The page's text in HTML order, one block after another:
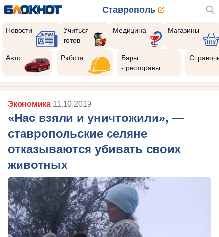
Ставрополь
Новости
Учиться
готов
Медицина Магазины
Авто Работа
Бары
- рестораны
Экономика 11.10.2019
«Нас взяли и уничтожили», —
ставропольские селяне
отказываются убивать своих
животных